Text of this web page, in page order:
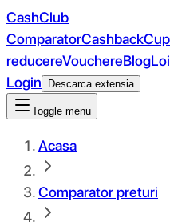
CashClub
ComparatorCashback
reducereVouchereBlog
Login
Descarca extensia
Toggle menu
Acasa
Comparator preturi